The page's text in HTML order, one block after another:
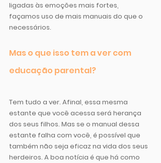
ligadas às emoções mais fortes,
façamos uso de mais manuais do que o
necessários.
Mas o que isso tem a ver com
educação parental?
Tem tudo a ver. Afinal, essa mesma
estante que você acessa será herança
dos seus filhos. Mas se o manual dessa
estante falha com você, é possível que
também não seja eficaz na vida dos seus
herdeiros. A boa notícia é que há como